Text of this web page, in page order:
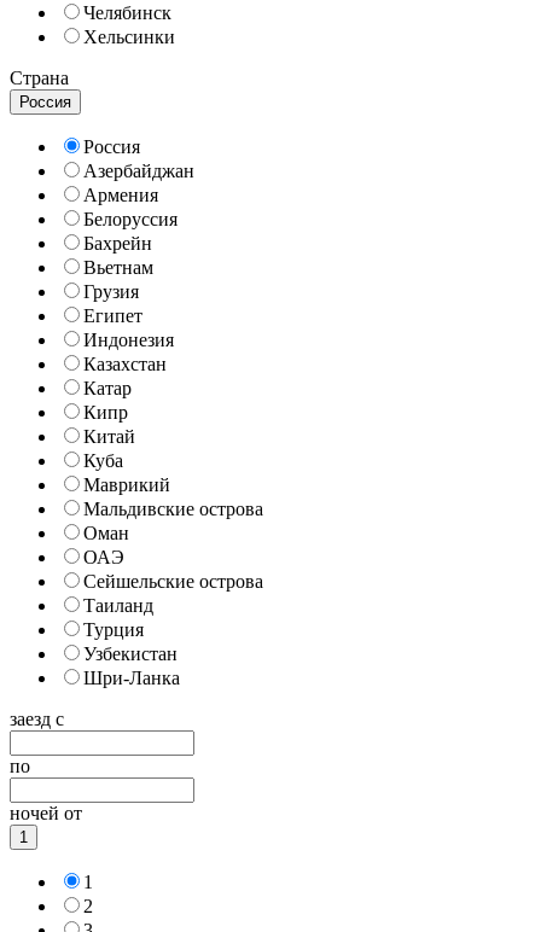
Челябинск
Хельсинки
Страна
Россия
Россия
Азербайджан
Армения
Белоруссия
Бахрейн
Вьетнам
Грузия
Египет
Индонезия
Казахстан
Катар
Кипр
Китай
Куба
Маврикий
Мальдивские острова
Оман
ОАЭ
Сейшельские острова
Таиланд
Турция
Узбекистан
Шри-Ланка
заезд с
по
ночей от
1
1
2